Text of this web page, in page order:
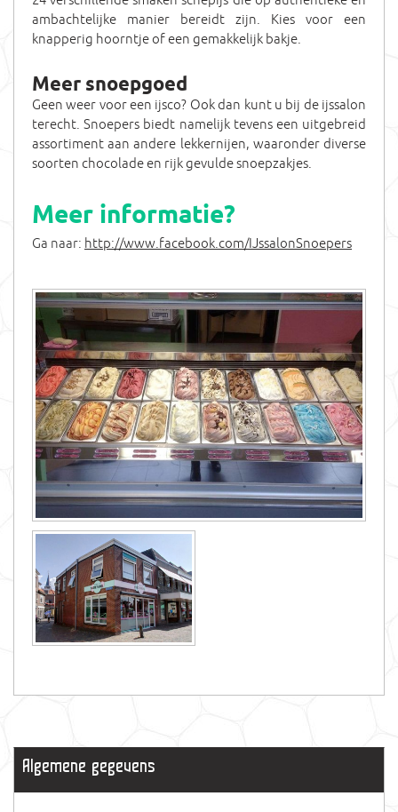
ambachtelijke manier bereidt zijn. Kies voor een
knapperig hoorntje of een gemakkelijk bakje.
Meer snoepgoed
Geen weer voor een ijsco? Ook dan kunt u bij de ijssalon
terecht. Snoepers biedt namelijk tevens een uitgebreid
assortiment aan andere lekkernijen, waaronder diverse
soorten chocolade en rijk gevulde snoepzakjes.
Meer informatie?
Ga naar: http://www.facebook.com/IJssalonSnoepers
Algemene gegevens